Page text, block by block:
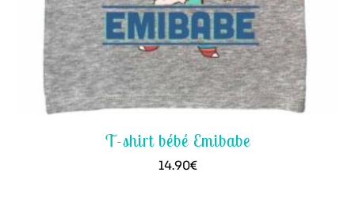
T-shirt bébé Emibabe
14.90€